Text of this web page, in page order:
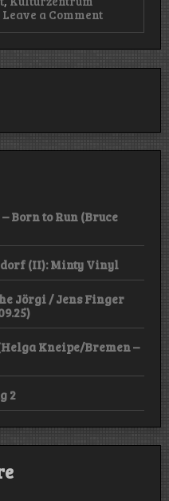
Leave a Commenton
Born to Run (Bruce
(II): Minty Vinyl
Jörgi / Jens Finger
Kneipe/Bremen –
2